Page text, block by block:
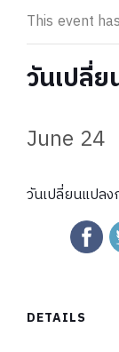
This event
วันเปลี่
June 24
วันเปลี่ยนแปล
DETAILS